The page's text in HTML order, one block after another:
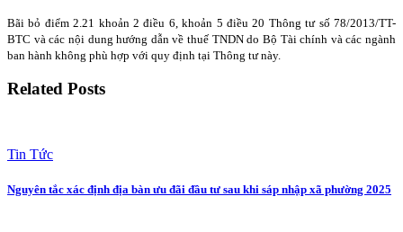
Bãi bỏ điểm 2.21 khoản 2 điều 6, khoản 5 điều 20 Thông tư số 78/2013/TT-
BTC và các nội dung hướng dẫn về thuế TNDN do Bộ Tài chính và các ngành
ban hành không phù hợp với quy định tại Thông tư này.
Related Posts
Tin Tức
Nguyên tắc xác định địa bàn ưu đãi đầu tư sau khi sáp nhập xã phường 2025